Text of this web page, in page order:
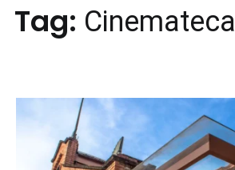
Tag: Cinemateca